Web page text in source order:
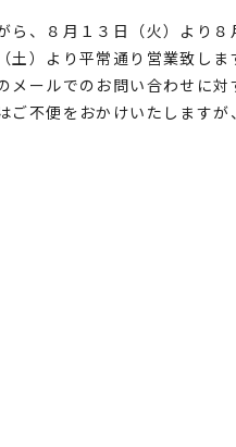
ら、８月１３日（火）より８
土）より平常通り営業致しま
メールでのお問い合わせに対
ご不便をおかけいたしますが